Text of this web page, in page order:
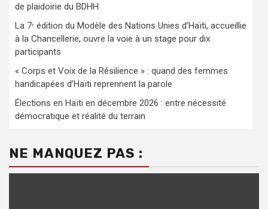
de plaidoirie du BDHH
La 7ᵉ édition du Modèle des Nations Unies d’Haïti, accueillie
à la Chancellerie, ouvre la voie à un stage pour dix
participants
« Corps et Voix de la Résilience » : quand des femmes
handicapées d’Haïti reprennent la parole
Élections en Haïti en décembre 2026 : entre nécessité
démocratique et réalité du terrain
NE MANQUEZ PAS :